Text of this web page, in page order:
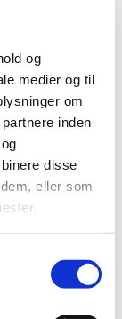
og
medier og til
om
inden
disse
eller som